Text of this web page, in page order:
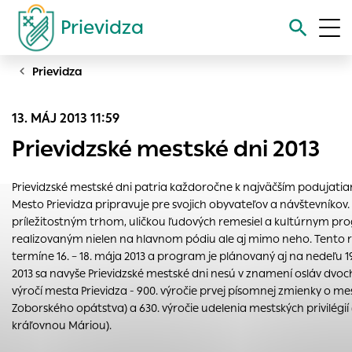
Prievidza
Vyhľadávanie
Prievidza
13. MÁJ 2013 11:59
Prievidzské mestské dni 2013
Prievidzské mestské dni patria každoročne k najväčším
Mesto Prievidza pripravuje pre svojich obyvateľov a návštevníkov.
príležitostným trhom, uličkou ľudových remesiel a kultúrnym
realizovaným nielen na hlavnom pódiu ale aj mimo neho. Tento
termíne 16. – 18. mája 2013 a program je plánovaný aj na nedeľu
2013 sa navyše Prievidzské mestské dni nesú v znamení osláv
výročí mesta Prievidza - 900. výročie prvej písomnej zmienky o
Zoborského opátstva) a 630. výročie udelenia mestských
kráľovnou Máriou).
Nastavenie cookies
ukladať informácie o vašej aktivite a preferenciách.
Používajú sa napríklad k tomu, aby si webový prehliadač
zapamätoval Vaše prihlásenie alebo aby sa uložila Vaša
voľba v tomto okne.
Vyberte úroveň cookies, ktorú chcete povoliť
Technické cookies
Technické súbory cookie sú pre prevádzku nevyhnutné a
pomáhajú urobiť webové stránky uplatniteľnými tým, že